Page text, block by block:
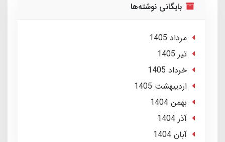
بایگانی نوشته‌ها
مرداد 1405
تير 1405
خرداد 1405
ارديبهشت 1405
بهمن 1404
آذر 1404
آبان 1404